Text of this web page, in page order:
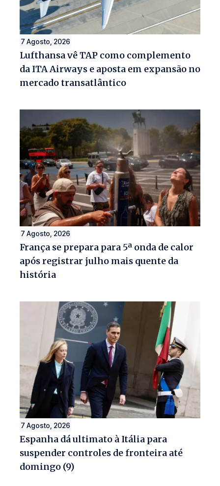
7 Agosto, 2026
Lufthansa vê TAP como complemento
da ITA Airways e aposta em expansão no
mercado transatlântico
7 Agosto, 2026
França se prepara para 5ª onda de calor
após registrar julho mais quente da
história
7 Agosto, 2026
Espanha dá ultimato à Itália para
suspender controles de fronteira até
domingo (9)